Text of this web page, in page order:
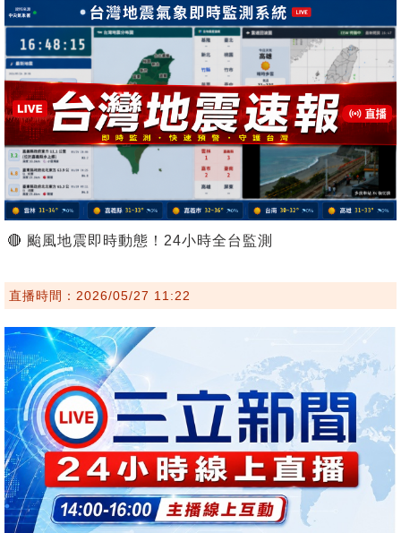
🔴 颱風地震即時動態！24小時全台監測
直播時間：2026/05/27 11:22